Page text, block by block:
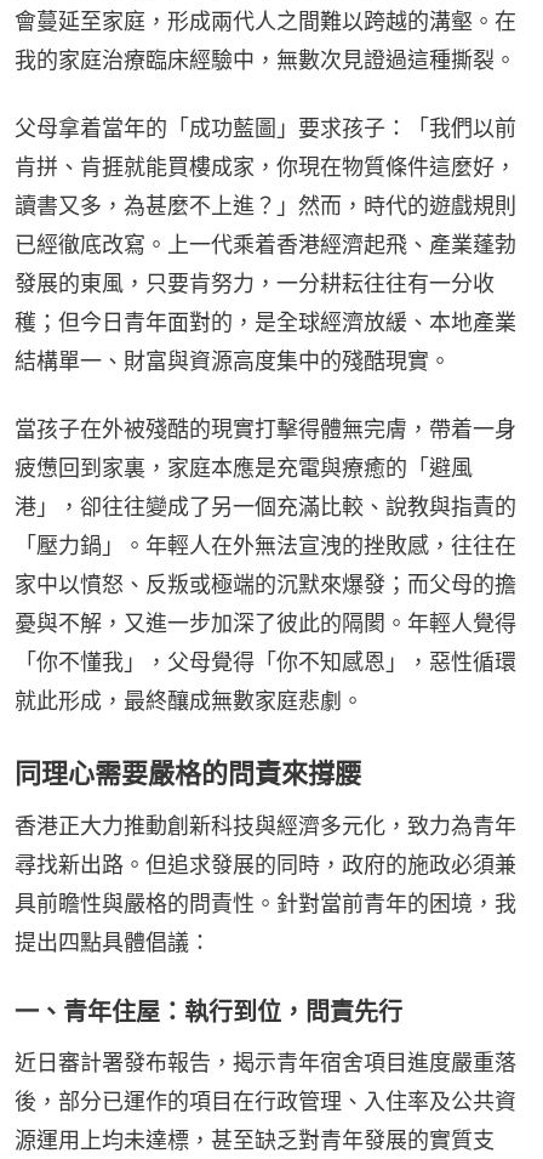
會蔓延至家庭，形成兩代人之間難以跨越的溝壑。在
我的家庭治療臨床經驗中，無數次見證過這種撕裂。
父母拿着當年的「成功藍圖」要求孩子：「我們以前
肯拼、肯捱就能買樓成家，你現在物質條件這麼好，
讀書又多，為甚麼不上進？」然而，時代的遊戲規則
已經徹底改寫。上一代乘着香港經濟起飛、產業蓬勃
發展的東風，只要肯努力，一分耕耘往往有一分收
穫；但今日青年面對的，是全球經濟放緩、本地產業
結構單一、財富與資源高度集中的殘酷現實。
當孩子在外被殘酷的現實打擊得體無完膚，帶着一身
疲憊回到家裏，家庭本應是充電與療癒的「避風
港」，卻往往變成了另一個充滿比較、說教與指責的
「壓力鍋」。年輕人在外無法宣洩的挫敗感，往往在
家中以憤怒、反叛或極端的沉默來爆發；而父母的擔
憂與不解，又進一步加深了彼此的隔閡。年輕人覺得
「你不懂我」，父母覺得「你不知感恩」，惡性循環
就此形成，最終釀成無數家庭悲劇。
同理心需要嚴格的問責來撐腰
香港正大力推動創新科技與經濟多元化，致力為青年
尋找新出路。但追求發展的同時，政府的施政必須兼
具前瞻性與嚴格的問責性。針對當前青年的困境，我
提出四點具體倡議：
一、青年住屋：執行到位，問責先行
近日審計署發布報告，揭示青年宿舍項目進度嚴重落
後，部分已運作的項目在行政管理、入住率及公共資
源運用上均未達標，甚至缺乏對青年發展的實質支